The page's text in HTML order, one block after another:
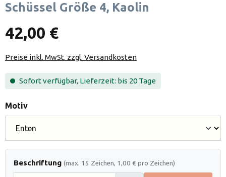
Schüssel Größe 4, Kaolin
42,00 €
Preise inkl. MwSt. zzgl. Versandkosten
Sofort verfügbar, Lieferzeit: bis 20 Tage
Motivauswählen
Beschriftung (max. 15 Zeichen, 1,00 € pro Zeichen)